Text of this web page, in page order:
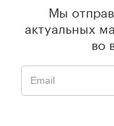
Мы
актуальных
во